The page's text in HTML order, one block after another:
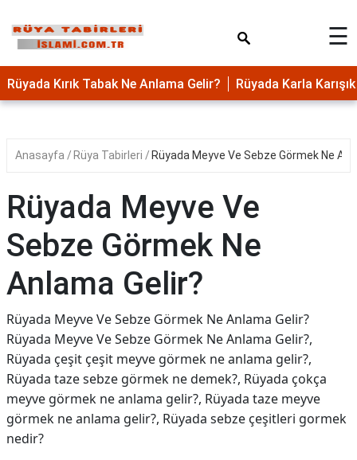
☰
Rüyada Kırık Tabak Ne Anlama Gelir? Rüyada Karla
Anasayfa Rüya Tabirleri Rüyada Meyve Ve Sebze Görmek Ne
Rüyada Meyve Ve
Sebze Görmek Ne
Anlama Gelir?
Rüyada Meyve Ve Sebze Görmek Ne Anlama Gelir?
Rüyada Meyve Ve Sebze Görmek Ne Anlama Gelir?,
Rüyada çeşit çeşit meyve görmek ne anlama gelir?,
Rüyada taze sebze görmek ne demek?, Rüyada çokça
meyve görmek ne anlama gelir?, Rüyada taze meyve
görmek ne anlama gelir?, Rüyada sebze çeşitleri gormek
nedir?